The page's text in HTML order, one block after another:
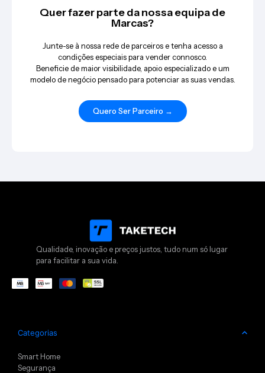
Quer fazer parte da nossa equipa de
Marcas?
Junte-se à nossa rede de parceiros e tenha acesso a
condições especiais para vender connosco.
Beneficie de maior visibilidade, apoio especializado e um
modelo de negócio pensado para potenciar as suas vendas.
Quero Ser Parceiro →
Qualidade, inovação e preços justos, tudo num só lugar
para facilitar a sua vida.
Categorias
Smart Home
Segurança